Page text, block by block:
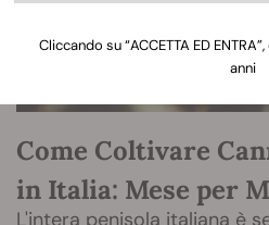
Come Coltivare
in Italia: Mese per
L'intera penisola italiana è
Cliccando su “ACCETTA ED
anni